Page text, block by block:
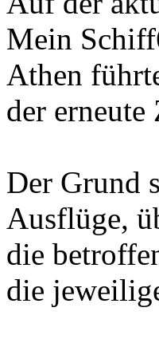
Mein
Athen
der
Der Grund
Ausflüge,
die
die